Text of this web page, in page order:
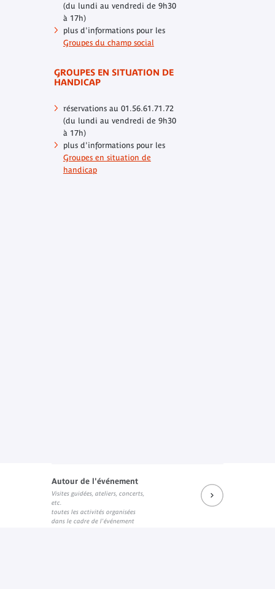
(du lundi au vendredi de 9h30
à 17h)
plus d'informations pour les
Groupes du champ social
GROUPES EN SITUATION DE
HANDICAP
réservations au 01.56.61.71.72
(du lundi au vendredi de 9h30
à 17h)
plus d'informations pour les
Groupes en situation de
handicap
Autour de l'événement
Visites guidées, ateliers, concerts,
etc.
toutes les activités organisées
dans le cadre de l'événement